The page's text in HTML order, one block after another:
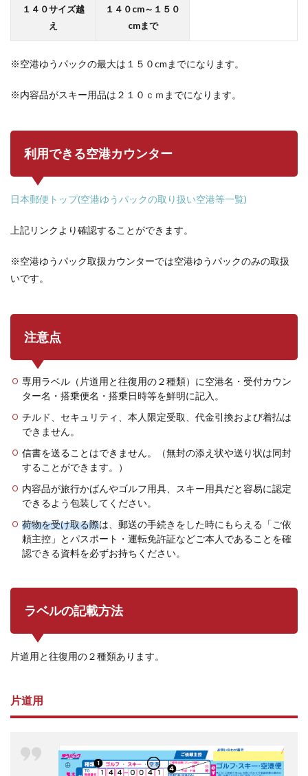
１４０サイズ越
え
１４０cm～１５０
cmまで
※空港ゆうパックの最大は１５０cmまでになります。
※内容品がスキー用品は２１０ｃｍまでになります。
利用できる空港カウンター
日本郵便トップ(空港ゆうパックの取り扱い空港等一覧)
上記リンクより確認することができます。
※空港ゆうパック取扱カウンターでは空港ゆうパックのみの取扱
いです。
注意点
専用ラベル（片道用と往復用の２種類）に空港名・受付カウン
ター名・搭乗便名・搭乗日時等を鮮明に記入。
チルド、セキュリティ、本人限定受取、代金引換および着払は
できません。
信書を送ることはできません。（無封の添え状や送り状は同封
することができます。）
内容品が旅行かばんやゴルフ用具、スキー用具だと容易に認定
できるよう包装してください。
荷物を受け取る際は、郵送の手続きをした時にもらえる「ご依
頼主控」とパスポート・運転免許証などご本人であることを確
認できる資料を必ずお持ちください。
ラベルの記載方法
片道用と往復用の２種類あります。
片道用